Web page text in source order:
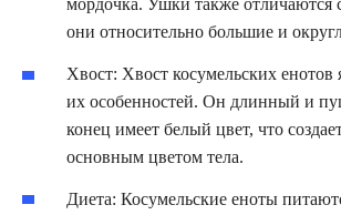
мордочка. Ушки также отличаются
они относительно большие и
Хвост: Хвост косумельских енотов
их особенностей. Он длинный и
конец имеет белый цвет, что
основным цветом тела.
Диета: Косумельские еноты